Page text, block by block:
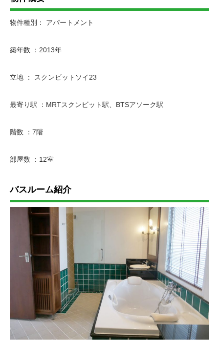
物件種別： アパートメント
築年数 ：2013年
立地 ： スクンビットソイ23
最寄り駅 ：MRTスクンビット駅、BTSアソーク駅
階数 ：7階
部屋数 ：12室
バスルーム紹介